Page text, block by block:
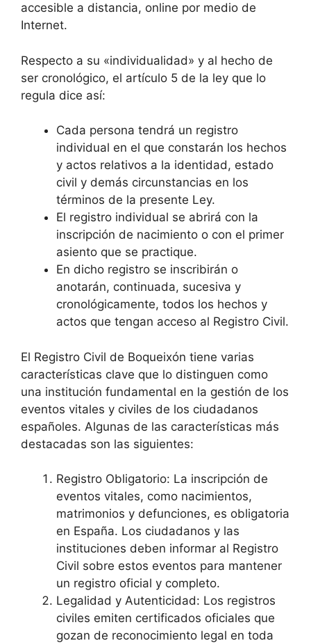
accesible a distancia, online por medio de
Internet.
Respecto a su «individualidad» y al hecho de
ser cronológico, el artículo 5 de la ley que lo
regula dice así:
Cada persona tendrá un registro
individual en el que constarán los hechos
y actos relativos a la identidad, estado
civil y demás circunstancias en los
términos de la presente Ley.
El registro individual se abrirá con la
inscripción de nacimiento o con el primer
asiento que se practique.
En dicho registro se inscribirán o
anotarán, continuada, sucesiva y
cronológicamente, todos los hechos y
actos que tengan acceso al Registro Civil.
El Registro Civil de Boqueixón tiene varias
características clave que lo distinguen como
una institución fundamental en la gestión de los
eventos vitales y civiles de los ciudadanos
españoles. Algunas de las características más
destacadas son las siguientes:
Registro Obligatorio: La inscripción de
eventos vitales, como nacimientos,
matrimonios y defunciones, es obligatoria
en España. Los ciudadanos y las
instituciones deben informar al Registro
Civil sobre estos eventos para mantener
un registro oficial y completo.
Legalidad y Autenticidad: Los registros
civiles emiten certificados oficiales que
gozan de reconocimiento legal en toda